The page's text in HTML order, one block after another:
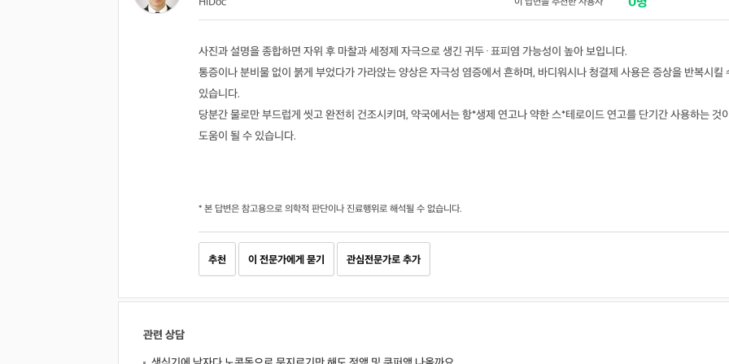
사진과 설명을 종합하면 자위 후 마찰과 세정제 자극으로 생긴 귀두·표피염 가능성이 높아 보입니다.
통증이나 분비물 없이 붉게 부었다가 가라앉는 양상은 자극성 염증에서 흔하며, 바디워시나 청결제 사용은 증상을 반복시킬
있습니다.
당분간 물로만 부드럽게 씻고 완전히 건조시키며, 약국에서는 항*생제 연고나 약한 스*테로이드 연고를 단기간 사용하는 것
도움이 될 수 있습니다.
* 본 답변은 참고용으로 의학적 판단이나 진료행위로 해석될 수 없습니다.
추천 이 전문가에게 묻기 관심전문가로 추가
관련 상담